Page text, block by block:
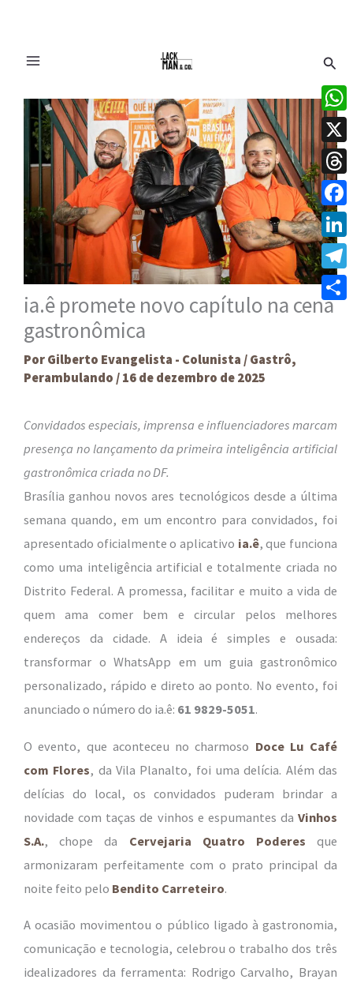
conteúdo
ia.ê promete novo capítulo na cena
gastronômica
Por Gilberto Evangelista - Colunista / Gastrô,
Perambulando / 16 de dezembro de 2025
Convidados especiais, imprensa e influenciadores marcam
presença no lançamento da primeira inteligência artificial
gastronômica criada no DF.
Brasília ganhou novos ares tecnológicos desde a última
semana quando, em um encontro para convidados, foi
apresentado oficialmente o aplicativo ia.ê, que funciona
como uma inteligência artificial e totalmente criada no
Distrito Federal. A promessa, facilitar e muito a vida de
quem ama comer bem e circular pelos melhores
endereços da cidade. A ideia é simples e ousada:
transformar o WhatsApp em um guia gastronômico
personalizado, rápido e direto ao ponto. No evento, foi
anunciado o número do ia.ê: 61 9829-5051.
O evento, que aconteceu no charmoso Doce Lu Café
com Flores, da Vila Planalto, foi uma delícia. Além das
delícias do local, os convidados puderam brindar a
novidade com taças de vinhos e espumantes da Vinhos
S.A., chope da Cervejaria Quatro Poderes que
armonizaram perfeitamente com o prato principal da
noite feito pelo Bendito Carreteiro.
A ocasião movimentou o público ligado à gastronomia,
comunicação e tecnologia, celebrou o trabalho dos três
idealizadores da ferramenta: Rodrigo Carvalho, Brayan
X
Share